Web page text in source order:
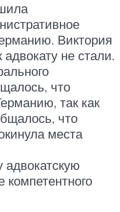
Виктория
не стали.
что
так как
что
места
адвокатскую